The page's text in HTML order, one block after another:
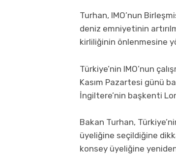
Turhan, IMO’nun
deniz emniyetinin
kirliliğinin önlenmesine
Türkiye’nin IMO’nun
Kasım Pazartesi günü
İngiltere’nin başkenti
Bakan Turhan,
üyeliğine seçildiğine
konsey üyeliğine